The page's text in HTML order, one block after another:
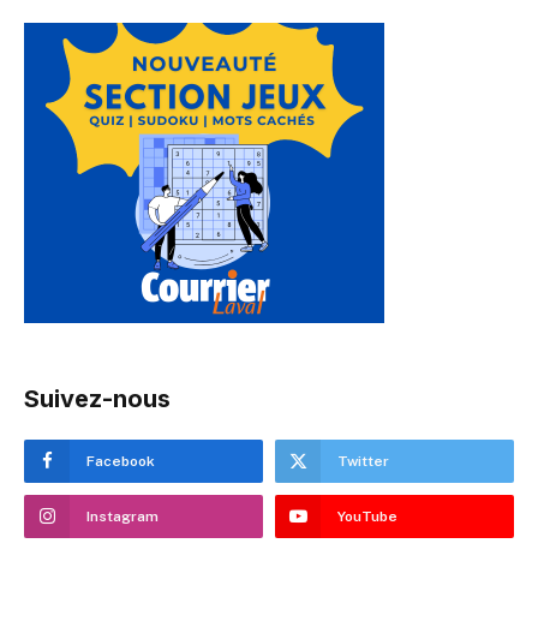
Suivez-nous
Facebook Twitter
Instagram YouTube